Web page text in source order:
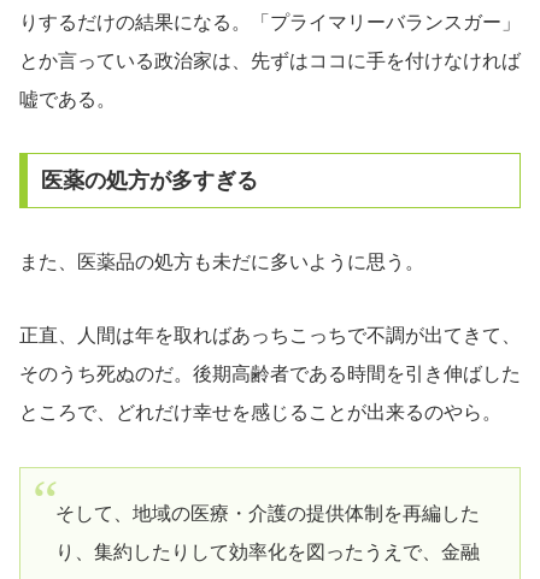
りするだけの結果になる。「プライマリーバランスガー」
とか言っている政治家は、先ずはココに手を付けなければ
嘘である。
医薬の処方が多すぎる
また、医薬品の処方も未だに多いように思う。
正直、人間は年を取ればあっちこっちで不調が出てきて、
そのうち死ぬのだ。後期高齢者である時間を引き伸ばした
ところで、どれだけ幸せを感じることが出来るのやら。
そして、地域の医療・介護の提供体制を再編した
り、集約したりして効率化を図ったうえで、金融